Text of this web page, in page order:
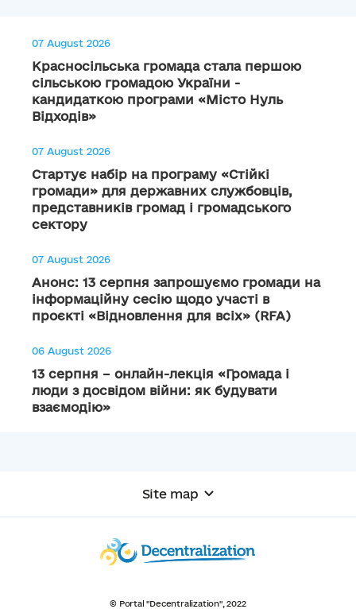
07 August 2026
Красносільська громада стала першою
сільською громадою України -
кандидаткою програми «Місто Нуль
Відходів»
07 August 2026
Стартує набір на програму «Стійкі
громади» для державних службовців,
представників громад і громадського
сектору
07 August 2026
Анонс: 13 серпня запрошуємо громади на
інформаційну сесію щодо участі в
проєкті «Відновлення для всіх» (RFA)
06 August 2026
13 серпня – онлайн-лекція «Громада і
люди з досвідом війни: як будувати
взаємодію»
Site map
© Portal "Decentralization", 2022